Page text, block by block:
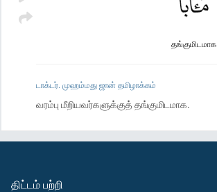
தங்குமிடமாக
டாக்டர். முஹம்மது ஜான் தமிழாக்கம்
வரம்பு மீறியவர்களுக்குத் தங்குமிடமாக.
திட்டம் பற்றி